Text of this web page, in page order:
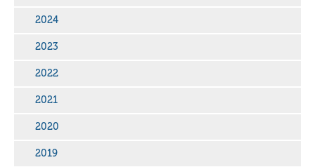
2024
2023
2022
2021
2020
2019